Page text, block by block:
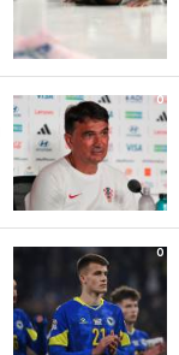
0
0